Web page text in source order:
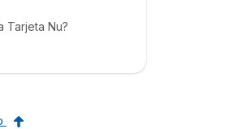
Tarjeta Nu?